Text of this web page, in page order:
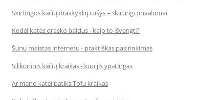
Skirtingos kačių draskyklių rūšys – skirtingi privalumai
Kodėl katės drasko baldus - kaip to išvengti?
Šunų maistas internetu - praktiškas pasirinkimas
Silikoninis kačių kraikas - kuo jis ypatingas
Ar mano katei patiks Tofu kraikas